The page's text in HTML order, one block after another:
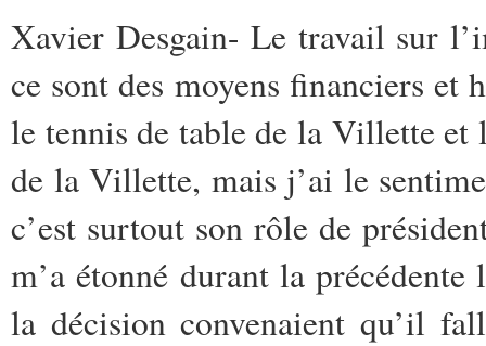
Xavier Desgain- Le travail sur
ce sont des moyens financiers
le tennis de table de la Villette et
de la Villette, mais j’ai le
c’est surtout son rôle de
m’a étonné durant la
la décision convenaient qu’il